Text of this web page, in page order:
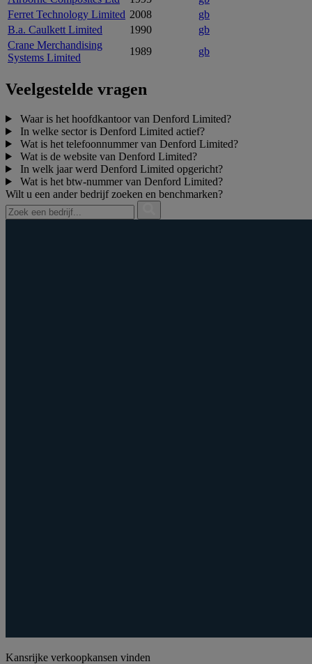
Ferret Technology Limited 2008
gb
B.a. Caulkett Limited
1990
gb
Crane Merchandising
Systems Limited
1989 gb
Veelgestelde vragen
Waar is het hoofdkantoor van Denford Limited?
In welke sector is Denford Limited actief?
Wat is het telefoonnummer van Denford Limited?
Wat is de website van Denford Limited?
In welk jaar werd Denford Limited opgericht?
Wat is het btw‑nummer van Denford Limited?
Wilt u een ander bedrijf zoeken en benchmarken?
Kansrijke verkoopkansen vinden